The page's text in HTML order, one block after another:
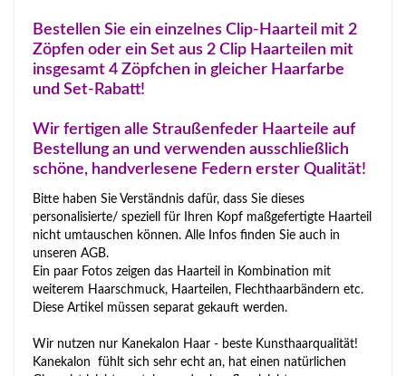
Bestellen Sie ein einzelnes Clip-Haarteil mit 2
Zöpfen oder ein Set aus 2 Clip Haarteilen mit
insgesamt 4 Zöpfchen in gleicher Haarfarbe
und Set-Rabatt!
Wir fertigen alle Straußenfeder Haarteile auf
Bestellung an und verwenden ausschließlich
schöne, handverlesene Federn erster Qualität!
Bitte haben Sie Verständnis dafür, dass Sie dieses
personalisierte/ speziell für Ihren Kopf maßgefertigte Haarteil
nicht umtauschen können. Alle Infos finden Sie auch in
unseren AGB.
Ein paar Fotos zeigen das Haarteil in Kombination mit
weiterem Haarschmuck, Haarteilen, Flechthaarbändern etc.
Diese Artikel müssen separat gekauft werden.
Wir nutzen nur Kanekalon Haar - beste Kunsthaarqualität!
Kanekalon fühlt sich sehr echt an, hat einen natürlichen